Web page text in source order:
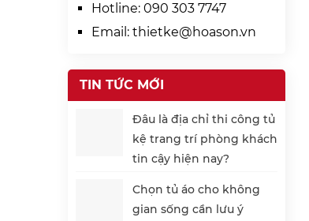
Hotline: 090 303 7747
Email: thietke@hoason.vn
TIN TỨC MỚI
Đâu là địa chỉ thi công tủ
kệ trang trí phòng khách
tin cậy hiện nay?
Chọn tủ áo cho không
gian sống cần lưu ý